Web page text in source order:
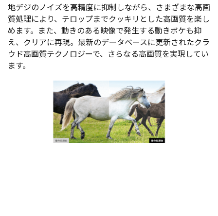
地デジのノイズを高精度に抑制しながら、さまざまな高画
質処理により、テロップまでクッキリとした高画質を楽し
めます。また、動きのある映像で発生する動きボケも抑
え、クリアに再現。最新のデータベースに更新されたクラ
ウド高画質テクノロジーで、さらなる高画質を実現してい
ます。